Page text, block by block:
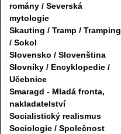
romány / Severská
mytologie
Skauting / Tramp / Tramping
/ Sokol
Slovensko / Slovenština
Slovníky / Encyklopedie /
Učebnice
Smaragd - Mladá fronta,
nakladatelství
Socialistický realismus
Sociologie / Společnost